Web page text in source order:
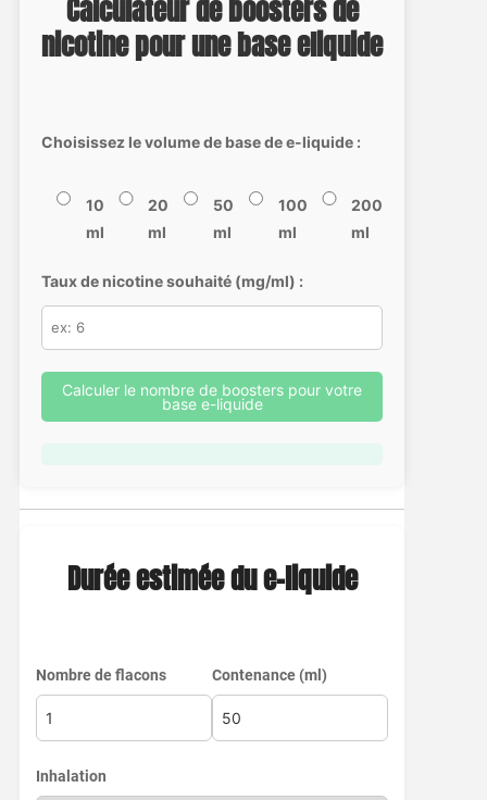
Calculateur de boosters de
nicotine pour une base eliquide
Choisissez le volume de base de e-liquide :
10
ml
20
ml
50
ml
100
ml
200
ml
Taux de nicotine souhaité (mg/ml) :
Calculer le nombre de boosters pour votre
base e-liquide
Durée estimée du e-liquide
Nombre de flacons Contenance (ml)
Inhalation